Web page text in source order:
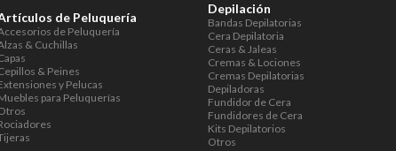
de Peluquería
de Peluquería
& Cuchillas
& Peines
y Pelucas
para Peluquerías
Depilación
Bandas Depilatorias
Cera Depilatoria
Ceras & Jaleas
Cremas & Lociones
Cremas Depilatorias
Depiladoras
Fundidor de Cera
Fundidores de Cera
Kits Depilatorios
Otros